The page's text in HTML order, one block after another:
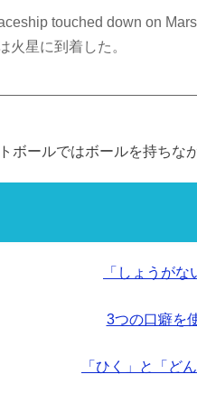
touched down on
火星に到着した。
ボールではボールを持ちな
「しょうが
3つの口癖を
「ひく」と「ど